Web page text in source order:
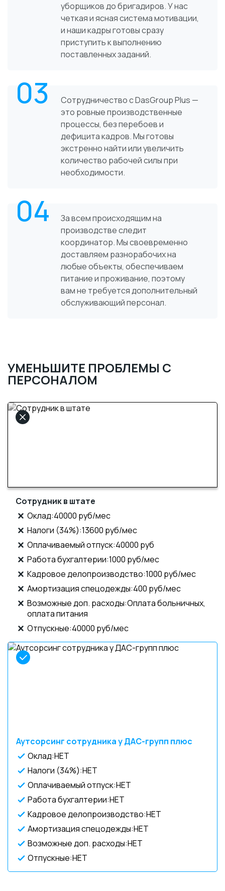
уборщиков до бригадиров. У нас
четкая и ясная система мотивации,
и наши кадры готовы сразу
приступить к выполнению
поставленных заданий.
03
Сотрудничество с DasGroup Plus —
это ровные производственные
процессы, без перебоев и
дефицита кадров. Мы готовы
экстренно найти или увеличить
количество рабочей силы при
необходимости.
04
За всем происходящим на
производстве следит
координатор. Мы своевременно
доставляем разнорабочих на
любые объекты, обеспечиваем
питание и проживание, поэтому
вам не требуется дополнительный
обслуживающий персонал.
УМЕНЬШИТЕ ПРОБЛЕМЫ С
ПЕРСОНАЛОМ
Сотрудник в штате
Оклад:40000 руб/мес
Налоги (34%):13600 руб/мес
Оплачиваемый отпуск:40000 руб
Работа бухгалтерии:1000 руб/мес
Кадровое делопроизводство:1000 руб/мес
Амортизация спецодежды:400 руб/мес
Возможные доп. расходы:Оплата больничных,
оплата питания
Отпускные:40000 руб/мес
Аутсорсинг сотрудника у ДАС-групп плюс
Оклад:НЕТ
Налоги (34%):НЕТ
Оплачиваемый отпуск:НЕТ
Работа бухгалтерии:НЕТ
Кадровое делопроизводство:НЕТ
Амортизация спецодежды:НЕТ
Возможные доп. расходы:НЕТ
Отпускные:НЕТ